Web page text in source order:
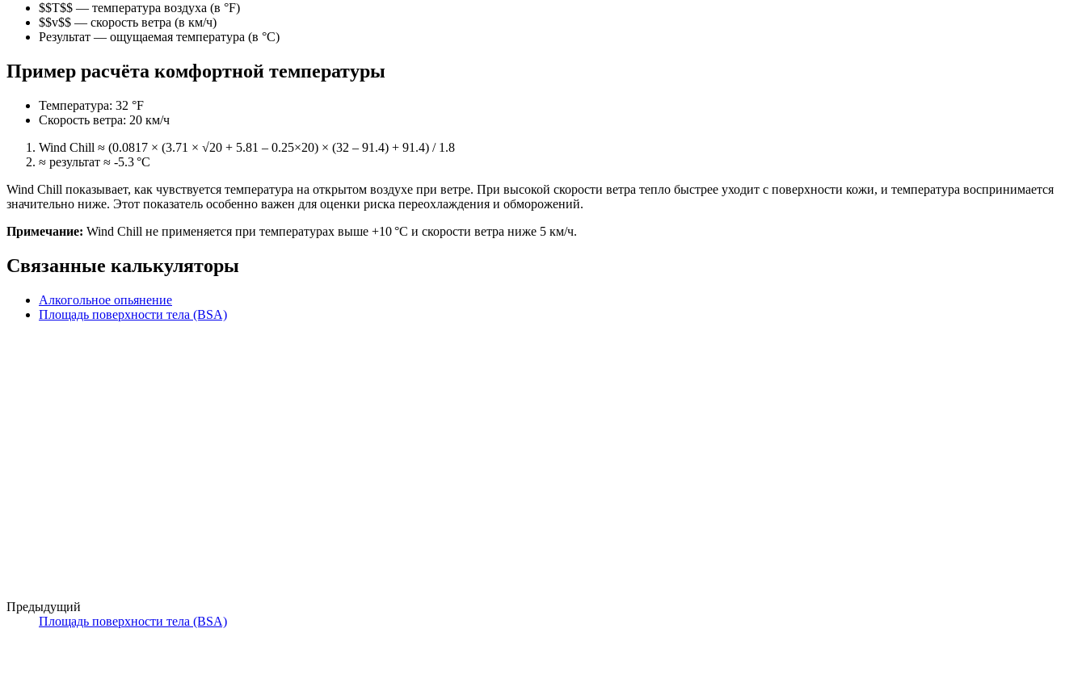
$$T$$ — температура воздуха (в °F)
$$v$$ — скорость ветра (в км/ч)
Результат — ощущаемая температура (в °C)
Пример расчёта комфортной температуры
Температура: 32 °F
Скорость ветра: 20 км/ч
Wind Chill ≈ (0.0817 × (3.71 × √20 + 5.81 – 0.25×20) × (32 – 91.4) + 91.4) / 1.8
≈ результат ≈ -5.3 °C
Wind Chill показывает, как чувствуется температура на открытом воздухе при ветре. При высокой скорости ветра тепло быстрее уходит с поверхности кожи, и температура воспринимается
значительно ниже. Этот показатель особенно важен для оценки риска переохлаждения и обморожений.
Примечание: Wind Chill не применяется при температурах выше +10 °C и скорости ветра ниже 5 км/ч.
Связанные калькуляторы
Алкогольное опьянение
Площадь поверхности тела (BSA)
Предыдущий
Площадь поверхности тела (BSA)